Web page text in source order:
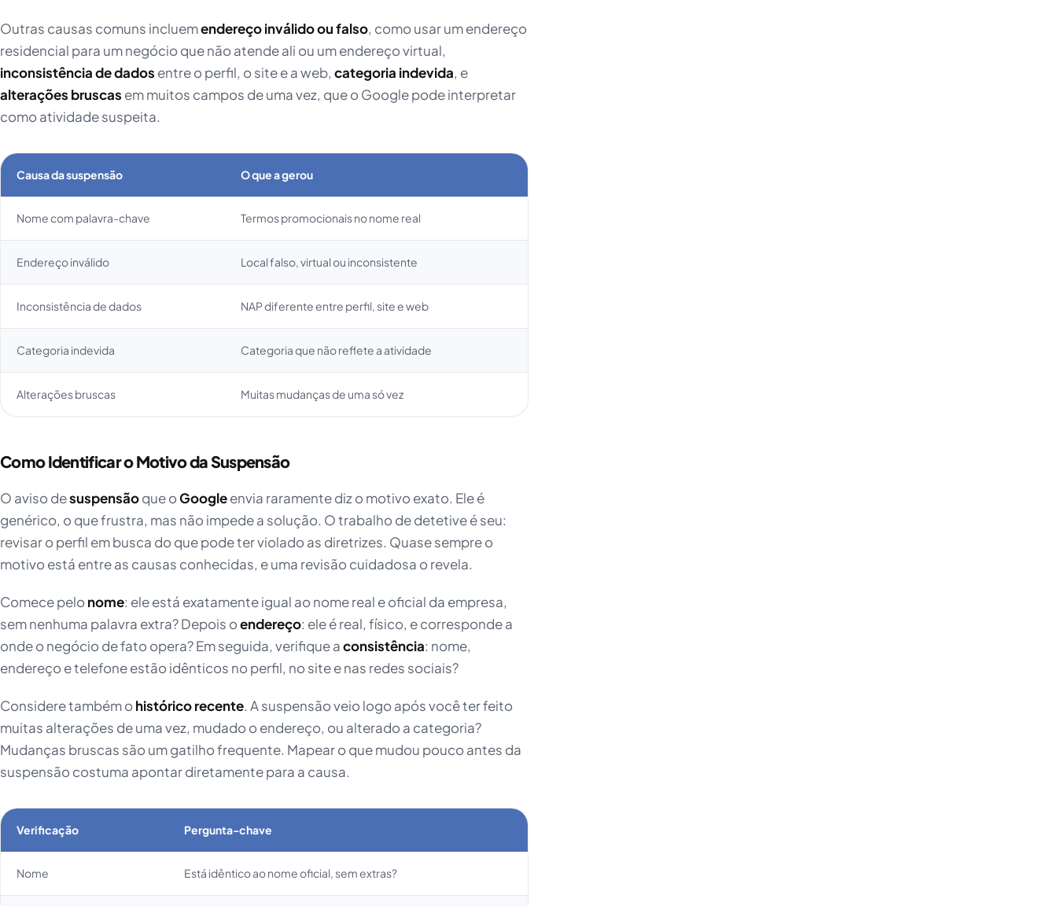
Outras causas comuns incluemendereço inválido ou falso, como usar um endereço
residencial para um negócio que não atende ali ou um endereço virtual,
inconsistência de dados entre o perfil, o site e a web, categoria indevida, e
alterações bruscas em muitos campos de uma vez, que o Google pode interpretar
como atividade suspeita.
Causa da suspensão O que a gerou
Nome com palavra-chave Termos promocionais no nome real
Endereço inválido Local falso, virtual ou inconsistente
Inconsistência de dados NAP diferente entre perfil, site e web
Categoria indevida Categoria que não reflete a atividade
Alterações bruscas Muitas mudanças de uma só vez
Como Identificar o Motivo da Suspensão
O aviso desuspensãoque oGoogleenvia raramente diz o motivo exato. Ele é
genérico, o que frustra, mas não impede a solução. O trabalho de detetive é seu:
revisar o perfil em busca do que pode ter violado as diretrizes. Quase sempre o
motivo está entre as causas conhecidas, e uma revisão cuidadosa o revela.
Comece pelonome: ele está exatamente igual ao nome real e oficial da empresa,
sem nenhuma palavra extra? Depois oendereço: ele é real, físico, e corresponde a
onde o negócio de fato opera? Em seguida, verifique aconsistência: nome,
endereço e telefone estão idênticos no perfil, no site e nas redes sociais?
Considere também ohistórico recente. A suspensão veio logo após você ter feito
muitas alterações de uma vez, mudado o endereço, ou alterado a categoria?
Mudanças bruscas são um gatilho frequente. Mapear o que mudou pouco antes da
suspensão costuma apontar diretamente para a causa.
Verificação Pergunta-chave
Nome Está idêntico ao nome oficial, sem extras?